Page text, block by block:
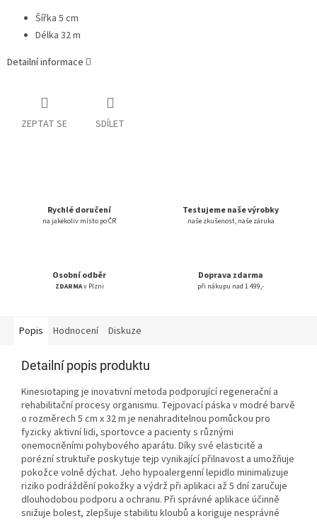
Šířka 5 cm
Délka 32 m
Detailní informace
ZEPTAT SE SDÍLET
Rychlé doručení
na jakékoliv místo po ČR
Testujeme naše výrobky
naše zkušenost, naše záruka
Osobní odběr
ZDARMAv Plzni
Doprava zdarma
při nákupu nad 1 499,-
Popis Hodnocení Diskuze
Detailní popis produktu
Kinesiotaping je inovativní metoda podporující regenerační a
rehabilitační procesy organismu. Tejpovací páska v modré barvě
o rozměrech 5 cm x 32 m je nenahraditelnou pomůckou pro
fyzicky aktivní lidi, sportovce a pacienty s různými
onemocněními pohybového aparátu. Díky své elasticitě a
porézní struktuře poskytuje tejp vynikající přilnavost a umožňuje
pokožce volně dýchat. Jeho hypoalergenní lepidlo minimalizuje
riziko podráždění pokožky a výdrž při aplikaci až 5 dní zaručuje
dlouhodobou podporu a ochranu. Při správné aplikace účinně
snižuje bolest, zlepšuje stabilitu kloubů a koriguje nesprávné